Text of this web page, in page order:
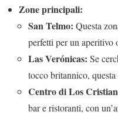
Zone principali:
San Telmo: Questa
perfetti per un aperitivo
Las Verónicas: Se
tocco britannico,
Centro di Los
bar e ristoranti, con